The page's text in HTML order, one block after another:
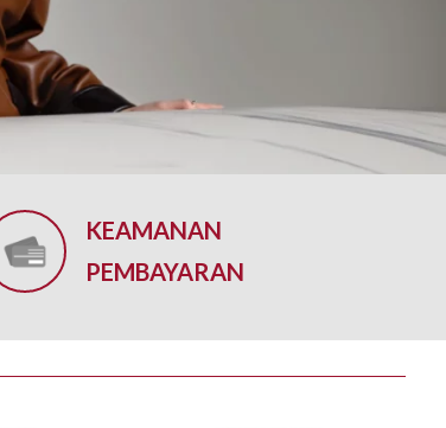
KEAMANAN
PEMBAYARAN